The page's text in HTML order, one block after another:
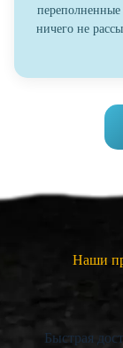
ничего не
Наши
Быстрая